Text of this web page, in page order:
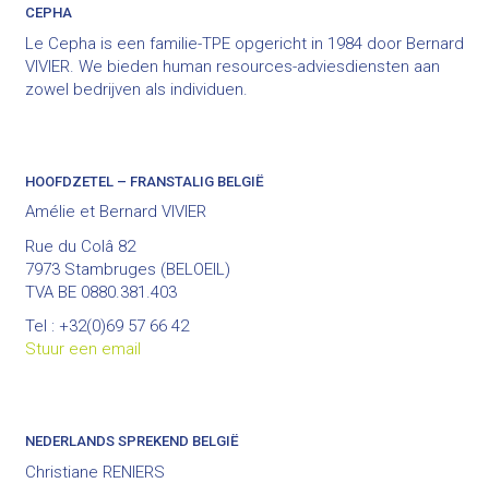
CEPHA
Le Cepha is een familie-TPE opgericht in 1984 door Bernard
VIVIER. We bieden human resources-adviesdiensten aan
zowel bedrijven als individuen.
HOOFDZETEL – FRANSTALIG BELGIË
Amélie et Bernard VIVIER
Rue du Colâ 82
7973 Stambruges (BELOEIL)
TVA BE 0880.381.403
Tel : +32(0)69 57 66 42
Stuur een email
NEDERLANDS SPREKEND BELGIË
Christiane RENIERS